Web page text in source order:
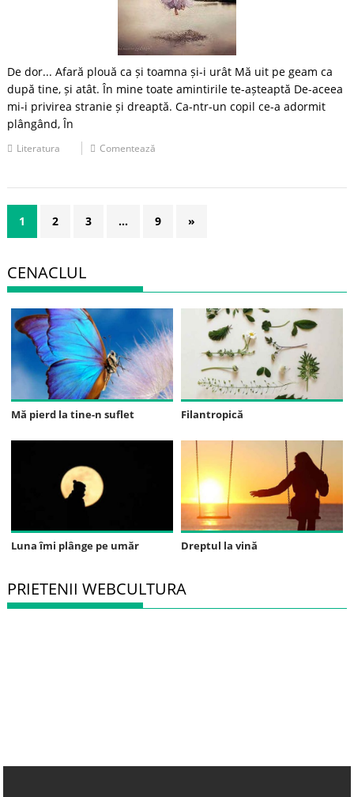
De dor... Afară plouă ca și toamna și-i urât Mă uit pe geam ca
după tine, și atât. În mine toate amintirile te-așteaptă De-aceea
mi-i privirea stranie și dreaptă. Ca-ntr-un copil ce-a adormit
plângând, În
Literatura Comentează
1 2 3 … 9 »
CENACLUL
Mă pierd la tine-n suflet Filantropică
Luna îmi plânge pe umăr Dreptul la vină
PRIETENII WEBCULTURA